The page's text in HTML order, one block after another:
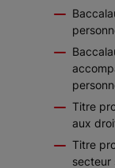
Titre
aux
Titre
secteur